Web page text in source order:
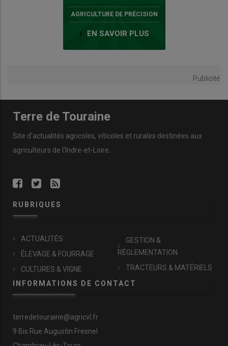
AGRICULTURE DE PRÉCISION
EN SAVOIR PLUS
Publicité
Terre de Touraine
Site d'actualités agricoles, viticoles et rurales destinées aux
agriculteurs de l'Indre-et-Loire.
RUBRIQUES
ACTUALITÉS
ÉLEVAGE & FOURRAGE
CULTURES & VIGNE
GESTION &
RÉGLEMENTATION
TRACTEURS & MATÉRIELS
INFORMATIONS DE CONTACT
terredetouraine@agricvl.fr
9 Bis Rue Augustin Fresnel